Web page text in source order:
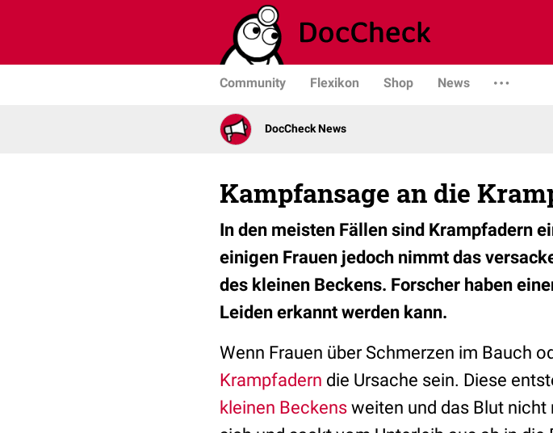
Community Flexikon Shop News
DocCheck News
Kampfansage an die
In den meisten Fällen sind Krampfadern
einigen Frauen jedoch nimmt das
des kleinen Beckens. Forscher haben
Leiden erkannt werden kann.
Wenn Frauen über Schmerzen im Bauch
Krampfadern die Ursache sein. Diese
kleinen Beckens weiten und das Blut